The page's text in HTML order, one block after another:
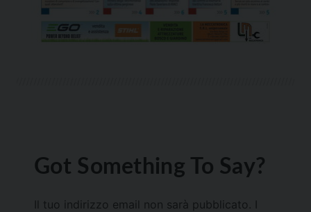
Got Something To Say?
Il tuo indirizzo email non sarà pubblicato.